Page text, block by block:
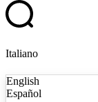
Italiano
English
Español